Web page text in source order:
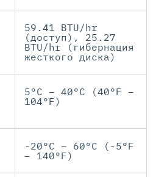
59.41 BTU/hr
(доступ), 25.27
BTU/hr (гибернация
жесткого диска)
5°C – 40°C (40°F –
104°F)
-20°C – 60°C (-5°F
– 140°F)